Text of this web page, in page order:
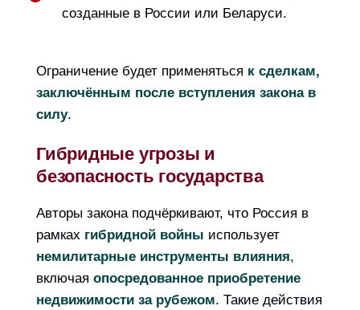
созданные в России или Беларуси.
Ограничение будет применяться к сделкам,
заключённым после вступления закона в
силу.
Гибридные угрозы и
безопасность государства
Авторы закона подчёркивают, что Россия в
рамках гибридной войны использует
немилитарные инструменты влияния,
включая опосредованное приобретение
недвижимости за рубежом. Такие действия